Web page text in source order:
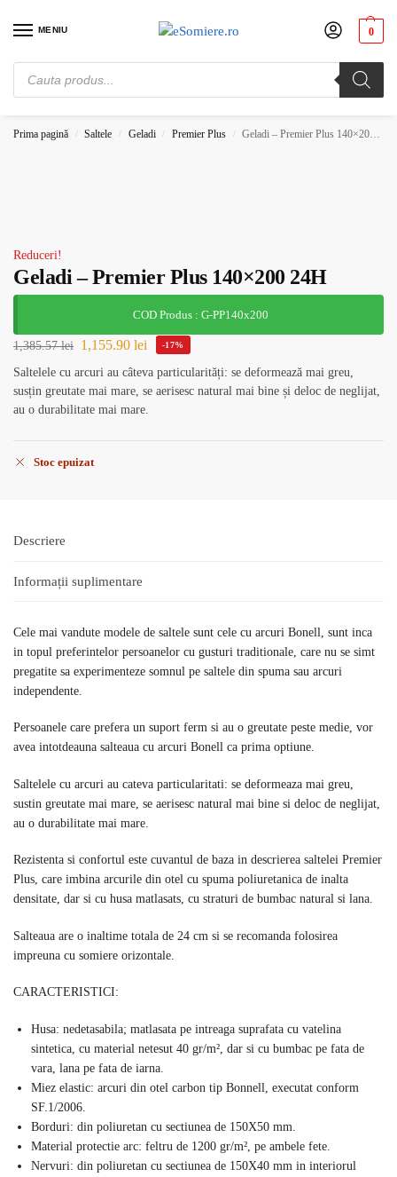
MENIU 0
Cauți somiere de pat? Vezi preturile de producator. Alege-ți somiera potrivită.
Comandă acum!
Prima pagină / Saltele / Geladi / Premier Plus / Geladi – Premier Plus 140×200 24H
Reduceri!
Geladi – Premier Plus 140×200 24H
COD Produs : G-PP140x200
1,385.57lei 1,155.90 lei -17%
Saltelele cu arcuri au câteva particularități: se deformează mai greu,
susțin greutate mai mare, se aerisesc natural mai bine și deloc de neglijat,
au o durabilitate mai mare.
Stoc epuizat
Descriere
Informații suplimentare
Cele mai vandute modele de saltele sunt cele cu arcuri Bonell, sunt inca
in topul preferintelor persoanelor cu gusturi traditionale, care nu se simt
pregatite sa experimenteze somnul pe saltele din spuma sau arcuri
independente.
Persoanele care prefera un suport ferm si au o greutate peste medie, vor
avea intotdeauna salteaua cu arcuri Bonell ca prima optiune.
Saltelele cu arcuri au cateva particularitati: se deformeaza mai greu,
sustin greutate mai mare, se aerisesc natural mai bine si deloc de neglijat,
au o durabilitate mai mare.
Rezistenta si confortul este cuvantul de baza in descrierea saltelei Premier
Plus, care imbina arcurile din otel cu spuma poliuretanica de inalta
densitate, dar si cu husa matlasats, cu straturi de bumbac natural si lana.
Salteaua are o inaltime totala de 24 cm si se recomanda folosirea
impreuna cu somiere orizontale.
CARACTERISTICI:
Husa: nedetasabila; matlasata pe intreaga suprafata cu vatelina
sintetica, cu material netesut 40 gr/m², dar si cu bumbac pe fata de
vara, lana pe fata de iarna.
Miez elastic: arcuri din otel carbon tip Bonnell, executat conform
SF.1/2006.
Borduri: din poliuretan cu sectiunea de 150X50 mm.
Material protectie arc: feltru de 1200 gr/m², pe ambele fete.
Nervuri: din poliuretan cu sectiunea de 150X40 mm in interiorul